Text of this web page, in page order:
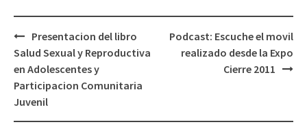
Navegación
de
entradas
Presentacion del libro
Salud Sexual y Reproductiva
en Adolescentes y
Participacion Comunitaria
Juvenil
Podcast: Escuche el movil
realizado desde la Expo
Cierre 2011